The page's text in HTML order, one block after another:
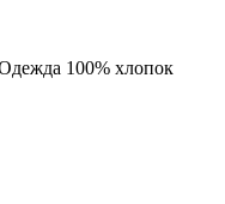
100% хлопок